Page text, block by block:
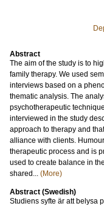
Abstract
The aim of the study is to
family therapy. We used
interviews based on a
thematic analysis. The
psychotherapeutic
interviewed in the study
approach to therapy and
alliance with clients.
therapeutic process and is
used to create balance in
shared... (More)
Abstract (Swedish)
Studiens syfte är att belysa